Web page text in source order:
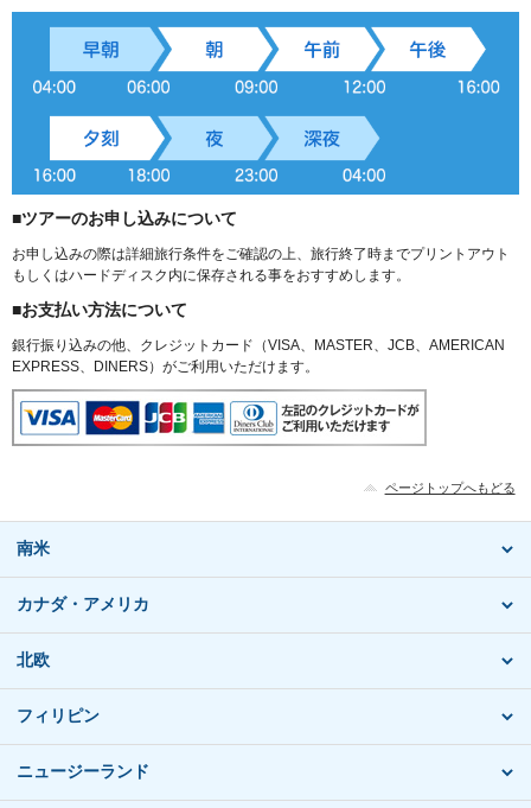
■ツアーのお申し込みについて
お申し込みの際は詳細旅行条件をご確認の上、旅行終了時までプリントアウト
もしくはハードディスク内に保存される事をおすすめします。
■お支払い方法について
銀行振り込みの他、クレジットカード（VISA、MASTER、JCB、AMERICAN
EXPRESS、DINERS）がご利用いただけます。
ページトップへもどる
南米
カナダ・アメリカ
北欧
フィリピン
ニュージーランド